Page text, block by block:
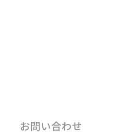
お問い合わせ